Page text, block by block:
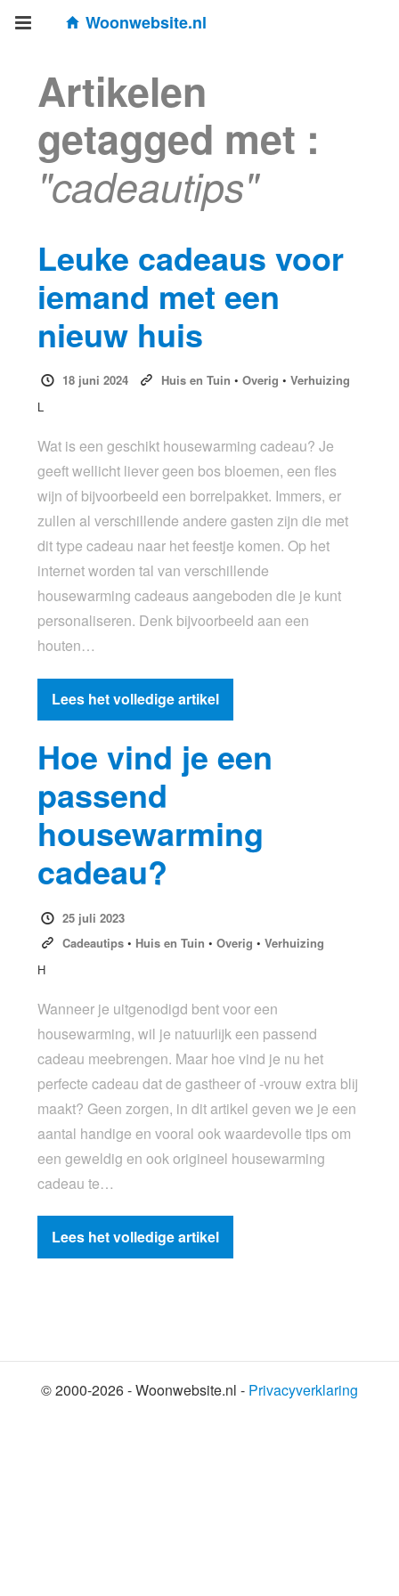
Woonwebsite.nl
Artikelen
getagged met :
"cadeautips"
Leuke cadeaus voor
iemand met een
nieuw huis
18 juni 2024 Huis en Tuin •Overig •Verhuizing
L
Wat is een geschikt housewarming cadeau? Je
geeft wellicht liever geen bos bloemen, een fles
wijn of bijvoorbeeld een borrelpakket. Immers, er
zullen al verschillende andere gasten zijn die met
dit type cadeau naar het feestje komen. Op het
internet worden tal van verschillende
housewarming cadeaus aangeboden die je kunt
personaliseren. Denk bijvoorbeeld aan een
houten…
Lees het volledige artikel
Hoe vind je een
passend
housewarming
cadeau?
25 juli 2023
Cadeautips• Huis en Tuin • Overig • Verhuizing
H
Wanneer je uitgenodigd bent voor een
housewarming, wil je natuurlijk een passend
cadeau meebrengen. Maar hoe vind je nu het
perfecte cadeau dat de gastheer of -vrouw extra blij
maakt? Geen zorgen, in dit artikel geven we je een
aantal handige en vooral ook waardevolle tips om
een geweldig en ook origineel housewarming
cadeau te…
Lees het volledige artikel
© 2000-2026 - Woonwebsite.nl - Privacyverklaring